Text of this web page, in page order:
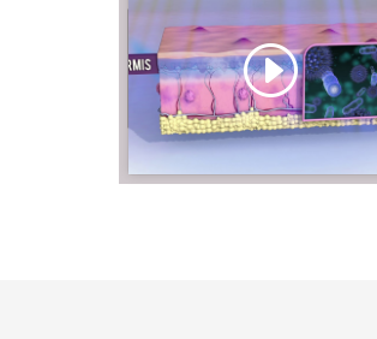
Klik op 'Ik ga akkoord' om
Youtube in te schakelen
Ik ga akkoord